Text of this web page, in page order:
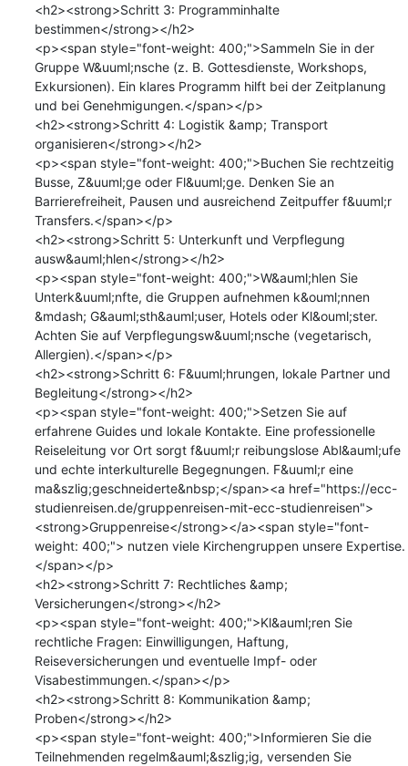
<h2><strong>Schritt 3: Programminhalte
bestimmen</strong></h2>
<p><span style="font-weight: 400;">Sammeln Sie in der
Gruppe W&uuml;nsche (z. B. Gottesdienste, Workshops,
Exkursionen). Ein klares Programm hilft bei der Zeitplanung
und bei Genehmigungen.</span></p>
<h2><strong>Schritt 4: Logistik &amp; Transport
organisieren</strong></h2>
<p><span style="font-weight: 400;">Buchen Sie rechtzeitig
Busse, Z&uuml;ge oder Fl&uuml;ge. Denken Sie an
Barrierefreiheit, Pausen und ausreichend Zeitpuffer f&uuml;r
Transfers.</span></p>
<h2><strong>Schritt 5: Unterkunft und Verpflegung
ausw&auml;hlen</strong></h2>
<p><span style="font-weight: 400;">W&auml;hlen Sie
Unterk&uuml;nfte, die Gruppen aufnehmen k&ouml;nnen
&mdash; G&auml;sth&auml;user, Hotels oder Kl&ouml;ster.
Achten Sie auf Verpflegungsw&uuml;nsche (vegetarisch,
Allergien).</span></p>
<h2><strong>Schritt 6: F&uuml;hrungen, lokale Partner und
Begleitung</strong></h2>
<p><span style="font-weight: 400;">Setzen Sie auf
erfahrene Guides und lokale Kontakte. Eine professionelle
Reiseleitung vor Ort sorgt f&uuml;r reibungslose Abl&auml;ufe
und echte interkulturelle Begegnungen. F&uuml;r eine
ma&szlig;geschneiderte&nbsp;</span><a href="https://ecc-
studienreisen.de/gruppenreisen-mit-ecc-studienreisen">
<strong>Gruppenreise</strong></a><span style="font-
weight: 400;"> nutzen viele Kirchengruppen unsere Expertise.
</span></p>
<h2><strong>Schritt 7: Rechtliches &amp;
Versicherungen</strong></h2>
<p><span style="font-weight: 400;">Kl&auml;ren Sie
rechtliche Fragen: Einwilligungen, Haftung,
Reiseversicherungen und eventuelle Impf- oder
Visabestimmungen.</span></p>
<h2><strong>Schritt 8: Kommunikation &amp;
Proben</strong></h2>
<p><span style="font-weight: 400;">Informieren Sie die
Teilnehmenden regelm&auml;&szlig;ig, versenden Sie